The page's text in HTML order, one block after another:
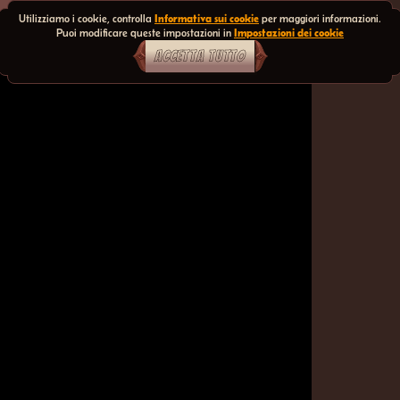
Utilizziamo i cookie, controlla Informativa sui cookie per maggiori informazioni.
Puoi modificare queste impostazioni in Impostazioni dei cookie
ACCETTA TUTTO